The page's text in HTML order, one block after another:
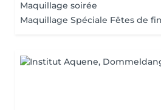
Maquillage soirée
Maquillage Spéciale Fêtes de